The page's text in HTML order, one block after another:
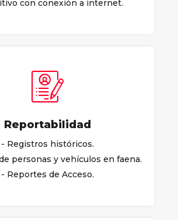
con conexión a internet.
Reportabilidad
- Registros históricos.
personas y vehículos en faena.
- Reportes de Acceso.